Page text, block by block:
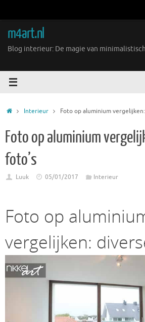
inhoud
m4art.nl
Blog interieur: De magie van
HomeInterieur Foto op aluminium
Foto op aluminium
foto’s
Luuk 05/01/2017 Interieur
Foto op
vergelijken: